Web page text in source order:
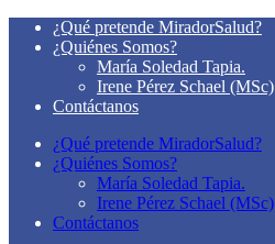
¿Qué pretende MiradorSalud?
¿Quiénes Somos?
María Soledad Tapia.
Irene Pérez Schael (MSc)
Contáctanos
¿Qué pretende MiradorSalud?
¿Quiénes Somos?
María Soledad Tapia.
Irene Pérez Schael (MSc)
Contáctanos